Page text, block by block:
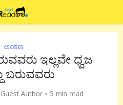
ಅಂಕಣ
ಇಲ್ಲವೇ ಧ್ವಜ
ಬರುವವರು
Guest Author 5 min read